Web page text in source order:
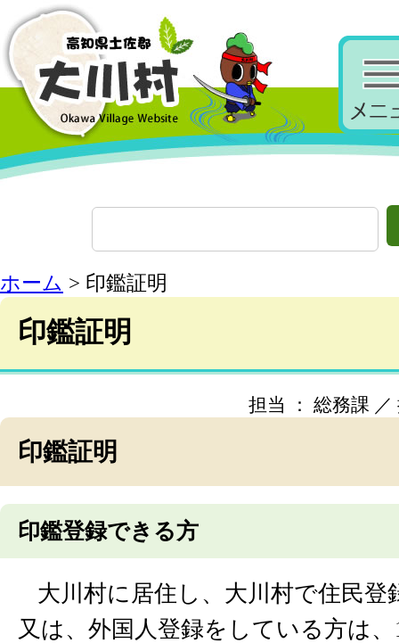
ホーム > 印鑑証明
印鑑証明
担当 ： 総務課 ／
印鑑証明
印鑑登録できる方
大川村に居住し、大川村で住民登
又は、外国人登録をしている方は